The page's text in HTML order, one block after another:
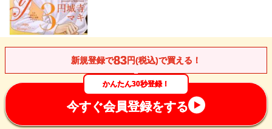
新規登録で83円(税込)で買える！
かんたん30秒登録！
今すぐ会員登録をする